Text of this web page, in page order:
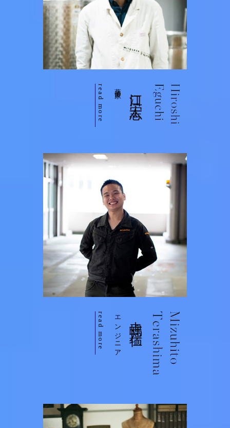
江口 宏志
read more
寺嶋 瑞仁
エンジニア
read more